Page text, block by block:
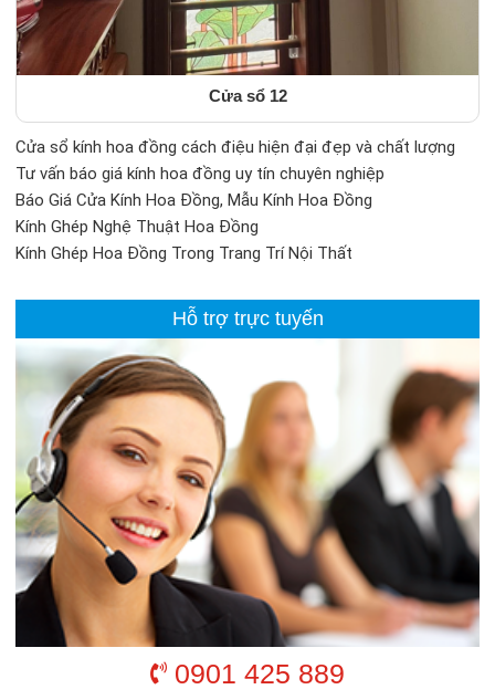
Cửa sổ 12
Cửa sổ kính hoa đồng cách điệu hiện đại đẹp và chất lượng
Tư vấn báo giá kính hoa đồng uy tín chuyên nghiệp
Báo Giá Cửa Kính Hoa Đồng, Mẫu Kính Hoa Đồng
Kính Ghép Nghệ Thuật Hoa Đồng
Kính Ghép Hoa Đồng Trong Trang Trí Nội Thất
Hỗ trợ trực tuyến
0901 425 889